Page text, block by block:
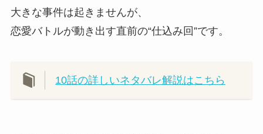
大きな事件は起きませんが、
恋愛バトルが動き出す直前の“仕込み回”です。
10話の詳しいネタバレ解説はこちら